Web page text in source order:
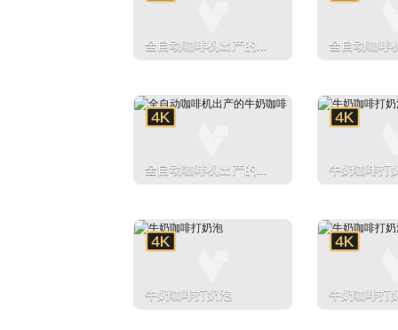
全自动咖啡机出产的牛
全自动咖啡
全自动咖啡机出产的牛
牛奶咖啡打
牛奶咖啡打奶泡 牛奶咖啡打